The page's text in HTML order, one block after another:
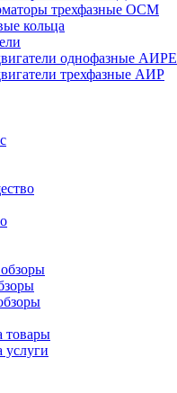
трехфазные ОСМ
кольца
однофазные АИРЕ
трехфазные АИР
товары